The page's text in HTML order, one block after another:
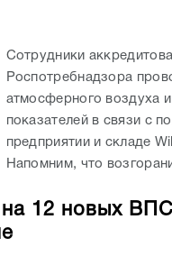
Сотрудники
Роспотребнадзора
атмосферного воздуха
показателей в связи с
предприятии и складе
Напомним, что
12 новых